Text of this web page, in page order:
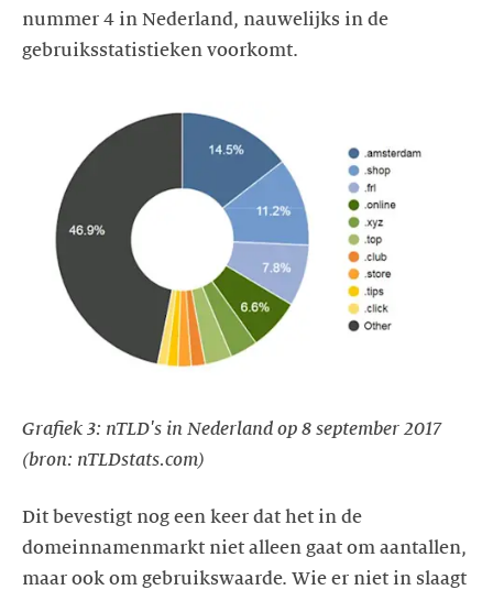
nummer 4 in Nederland, nauwelijks in de
gebruiksstatistieken voorkomt.
Grafiek 3: nTLD's in Nederland op 8 september 2017
(bron: nTLDstats.com)
Dit bevestigt nog een keer dat het in de
domeinnamenmarkt niet alleen gaat om aantallen,
maar ook om gebruikswaarde. Wie er niet in slaagt